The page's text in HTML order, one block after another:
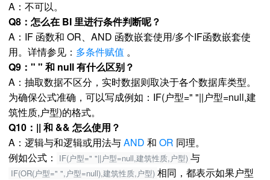
A：不可以。
Q8：怎么在 BI 里进行条件判断呢？
A：IF 函数和 OR、AND 函数嵌套使用/多个IF函数嵌套使
用。详情参见： 多条件赋值 。
Q9：" " 和 null 有什么区别？
A：抽取数据不区分，实时数据则取决于各个数据库类型。
为确保公式准确，可以写成例如：IF(户型=" "||户型=null,建
筑性质,户型)的格式。
Q10：|| 和 && 怎么使用？
A：逻辑与和逻辑或用法与AND 和 OR 同理。
例如公式：
IF(户型=" "||户型=null,建筑性质,户型) 与
IF(OR(户型=" ",户型=null),建筑性质,户型) 相同，都表示如果户型